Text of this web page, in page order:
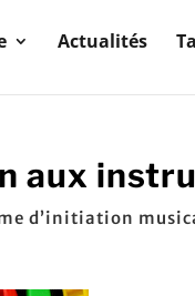
Actualités
aux
d’initiation